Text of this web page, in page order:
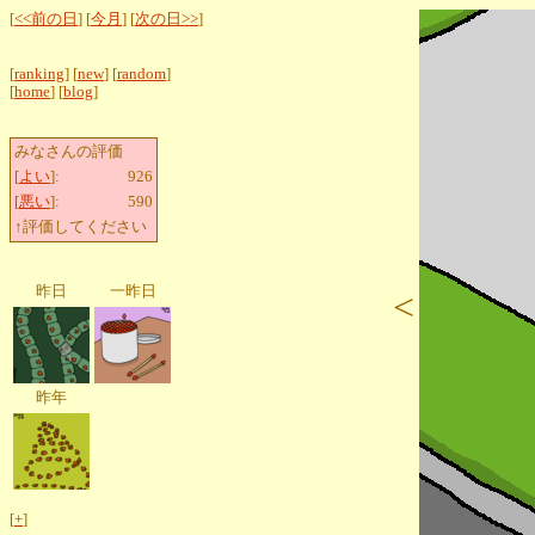
[<<前の日 ] [今月 ] [次の日>>]
[ranking] [new] [random]
[home] [blog]
みなさんの評価
[よい]:
926
[悪い]:
590
↑評価してください
昨日 一昨日
昨年
[+]
<